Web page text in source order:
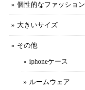
個性的なファッション
大きいサイズ
その他
iphoneケース
ルームウェア